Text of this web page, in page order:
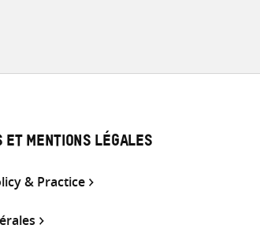
ET MENTIONS LÉGALES
& Practice